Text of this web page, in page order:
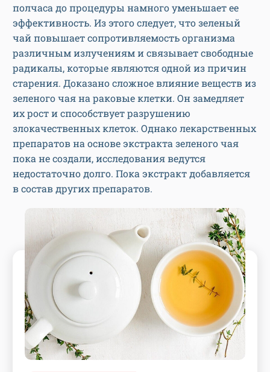
полчаса до процедуры намного уменьшает ее
эффективность. Из этого следует, что зеленый
чай повышает сопротивляемость организма
различным излучениям и связывает свободные
радикалы, которые являются одной из причин
старения. Доказано сложное влияние веществ из
зеленого чая на раковые клетки. Он замедляет
их рост и способствует разрушению
злокачественных клеток. Однако лекарственных
препаратов на основе экстракта зеленого чая
пока не создали, исследования ведутся
недостаточно долго. Пока экстракт добавляется
в состав других препаратов.